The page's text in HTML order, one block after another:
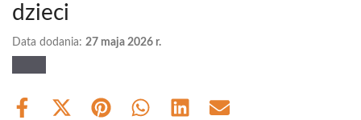
dzieci
Data dodania: 27 maja 2026 r.
Share
Share Share Share Share Share